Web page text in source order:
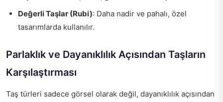
Değerli Taşlar (Rubi): Daha nadir ve pahalı, özel
tasarımlarda kullanılır.
Parlaklık ve Dayanıklılık Açısından Taşların
Karşılaştırması
Taş türleri sadece görsel olarak değil, dayanıklılık açısından